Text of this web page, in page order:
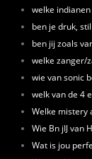
welke
ben je druk,
ben jij zoals
welke zanger/
wie van sonic
welk van de 4
Welke mistery
Wie Bn jIJ van
Wat is jou